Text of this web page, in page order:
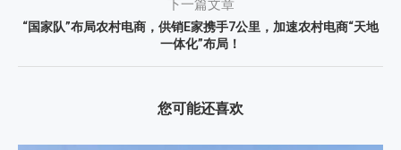
下一篇文章
“国家队”布局农村电商，供销E家携手7公里，加速农村电商“天地
一体化”布局！
您可能还喜欢